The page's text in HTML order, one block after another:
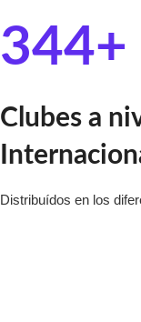
344+
Clubes a
Distribuídos en los